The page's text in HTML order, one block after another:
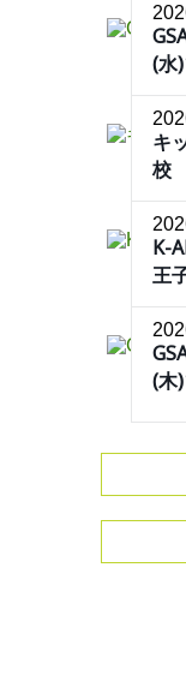
(水
キ
校
K-
王
(木